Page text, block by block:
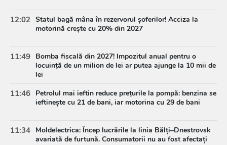
12:02 Statul bagă mâna în rezervorul șoferilor! Acciza la
motorină crește cu 20% din 2027
11:49 Bomba fiscală din 2027! Impozitul anual pentru o
locuință de un milion de lei ar putea ajunge la 10 mii de
lei
11:46 Petrolul mai ieftin reduce prețurile la pompă: benzina se
ieftinește cu 21 de bani, iar motorina cu 29 de bani
11:34 Moldelectrica: Încep lucrările la linia Bălți–Dnestrovsk
avariată de furtună. Consumatorii nu au fost afectați